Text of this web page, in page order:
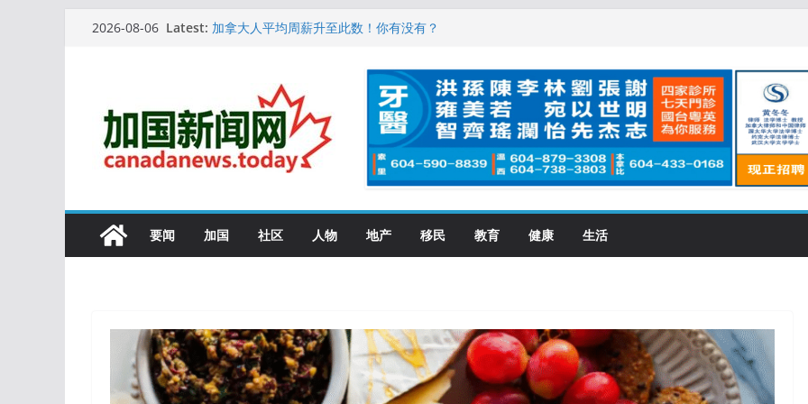
2026-08-06 Latest: 10万人排队入籍加拿大！美占一半，现在申请要等19个月
特鲁多半裸与水果姐海滩激吻! 热恋一年感情持续升温
更多名校恢复SAT 考试，新学年大学申请开跑7个大不同
要闻 加国 社区 人物 地产 移民 教育 健康 生活